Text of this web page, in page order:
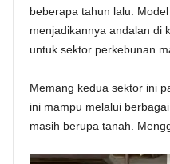
beberapa tahun lalu.
menjadikannya andalan di
untuk sektor perkebunan
Memang kedua sektor ini
ini mampu melalui
masih berupa tanah.